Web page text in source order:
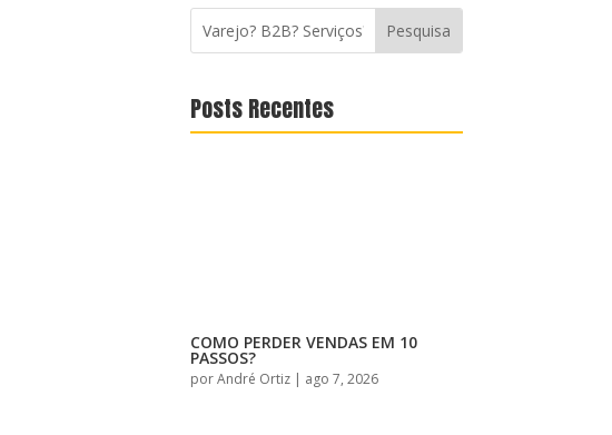
Posts Recentes
COMO PERDER VENDAS EM 10
PASSOS?
porAndré Ortiz| ago 7, 2026